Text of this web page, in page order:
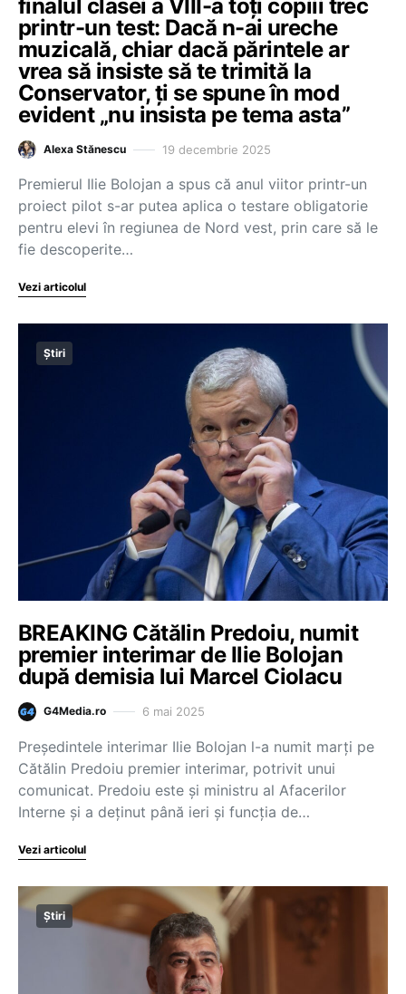
finalul clasei a VIII-a toți copiii trec
printr-un test: Dacă n-ai ureche
muzicală, chiar dacă părintele ar
vrea să insiste să te trimită la
Conservator, ți se spune în mod
evident „nu insista pe tema asta”
Alexa Stănescu 19 decembrie 2025
Premierul Ilie Bolojan a spus că anul viitor printr-un
proiect pilot s-ar putea aplica o testare obligatorie
pentru elevi în regiunea de Nord vest, prin care să le
fie descoperite…
Vezi articolul
Știri
BREAKING Cătălin Predoiu, numit
premier interimar de Ilie Bolojan
după demisia lui Marcel Ciolacu
G4Media.ro 6 mai 2025
Președintele interimar Ilie Bolojan l-a numit marți pe
Cătălin Predoiu premier interimar, potrivit unui
comunicat. Predoiu este și ministru al Afacerilor
Interne și a deținut până ieri și funcția de…
Vezi articolul
Știri